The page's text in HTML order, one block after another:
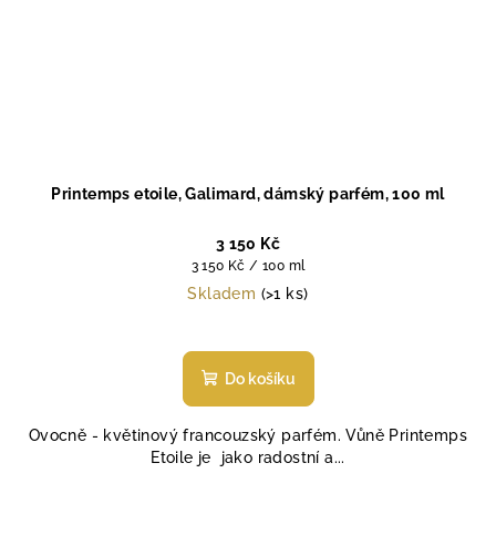
Printemps etoile, Galimard, dámský parfém, 100 ml
3 150 Kč
Měrná
cena:
3 150 Kč / 100 ml
Skladem (>1 ks)
hodnocení
produktu
z
5
Do košíku
Ovocně - květinový francouzský parfém. Vůně Printemps
Etoile je jako radostní a...